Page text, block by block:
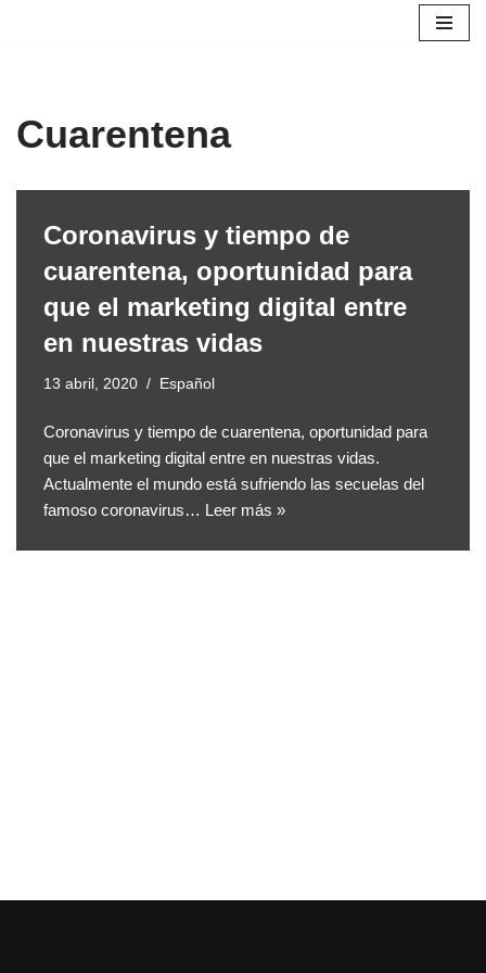
Cuarentena
Coronavirus y tiempo de
cuarentena, oportunidad para
que el marketing digital entre
en nuestras vidas
13 abril, 2020 Español
Coronavirus y tiempo de cuarentena, oportunidad para
que el marketing digital entre en nuestras vidas.
Actualmente el mundo está sufriendo las secuelas del
famoso coronavirus… Leer más »